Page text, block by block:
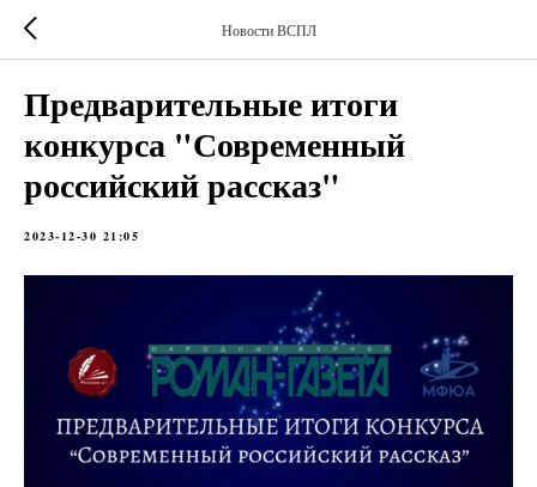
Новости ВСПЛ
Предварительные итоги
конкурса "Современный
российский рассказ"
2023-12-30 21:05